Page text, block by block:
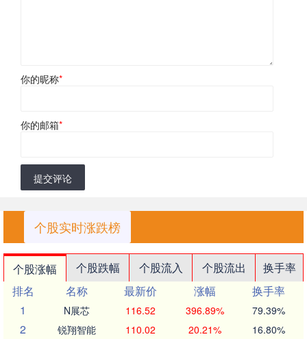
你的昵称*
你的邮箱*
提交评论
个股实时涨跌榜
个股涨幅 个股跌幅 个股流入 个股流出
换手率
排名
名称 最新价 涨幅
换手率
1
N展芯 116.52 396.89% 79.39%
2 锐翔智能 110.02 20.21% 16.80%